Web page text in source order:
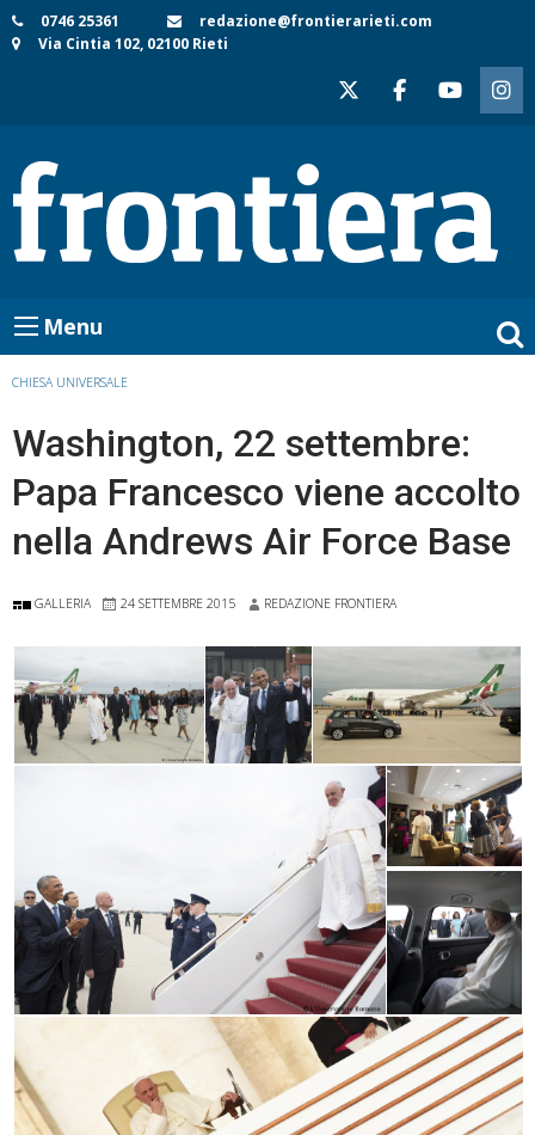
Skip
to
0746 25361
redazione@frontierarieti.com
Via Cintia 102, 02100 Rieti
Menu
CHIESA UNIVERSALE
Washington, 22 settembre:
Papa Francesco viene accolto
nella Andrews Air Force Base
GALLERIA 24 SETTEMBRE 2015 REDAZIONE FRONTIERA